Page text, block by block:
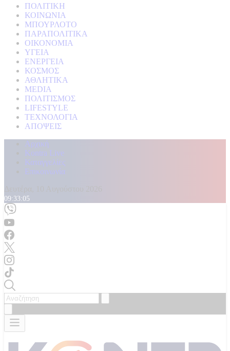
ΠΟΛΙΤΙΚΗ
ΚΟΙΝΩΝΙΑ
ΜΠΟΥΡΛΟΤΟ
ΠΑΡΑΠΟΛΙΤΙΚΑ
ΟΙΚΟΝΟΜΙΑ
ΥΓΕΙΑ
ΕΝΕΡΓΕΙΑ
ΚΟΣΜΟΣ
ΑΘΛΗΤΙΚΑ
MEDIA
ΠΟΛΙΤΙΣΜΟΣ
LIFESTYLE
ΤΕΧΝΟΛΟΓΙΑ
ΑΠΟΨΕΙΣ
Αρχική
Kontra Live
Καταγγελίες
Επικοινωνία
09:33:07